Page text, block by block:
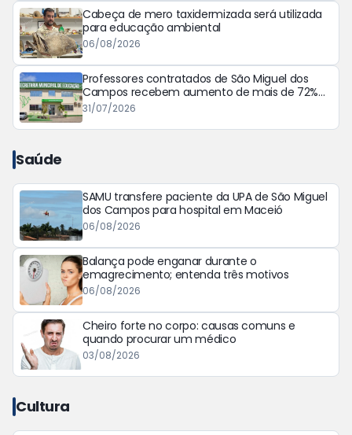
Cabeça de mero taxidermizada será utilizada
para educação ambiental
06/08/2026
Professores contratados de São Miguel dos
Campos recebem aumento de mais de 72%
em seus salários
31/07/2026
Saúde
SAMU transfere paciente da UPA de São Miguel
dos Campos para hospital em Maceió
06/08/2026
Balança pode enganar durante o
emagrecimento; entenda três motivos
06/08/2026
Cheiro forte no corpo: causas comuns e
quando procurar um médico
03/08/2026
Cultura